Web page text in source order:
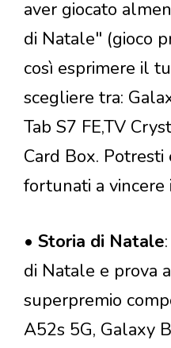
aver giocato
di Natale" (gioco
così esprimere il
scegliere tra:
Tab S7 FE,TV
Card Box. Potresti
fortunati a
• Storia di Natale
di Natale e prova
superpremio
A52s 5G, Galaxy